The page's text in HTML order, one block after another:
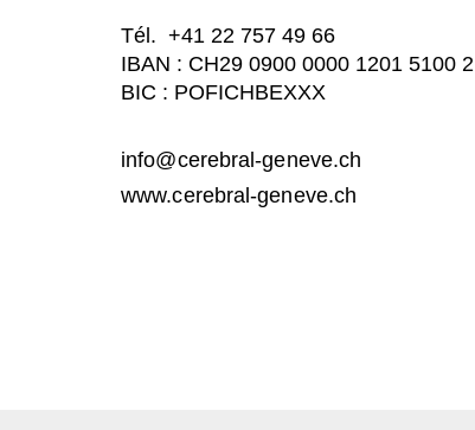
Tél. +41 22 757 49 66
IBAN : CH29 0900 0000 1201 5100 2
BIC : POFICHBEXXX
info@cerebral-geneve.ch
www.cerebral-geneve.ch